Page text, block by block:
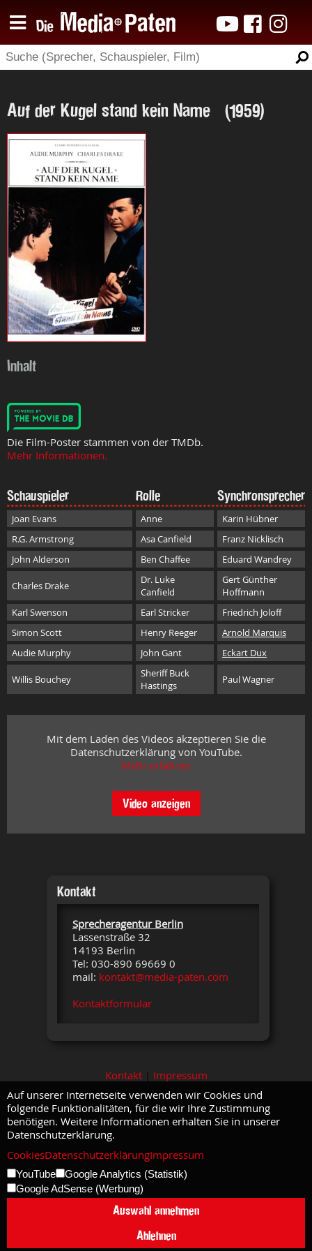
Auf der Kugel stand kein Name (1959)
Inhalt
Die Film-Poster stammen von der TMDb.
Mehr Informationen.
Schauspieler Rolle Synchronsprecher
Joan Evans Anne
Karin Hübner
R.G. Armstrong
Asa Canfield
Franz Nicklisch
John Alderson
Ben Chaffee Eduard Wandrey
Charles Drake
Dr. Luke
Canfield
Gert Günther
Hoffmann
Karl Swenson
Earl Stricker
Friedrich Joloff
Simon Scott
Henry Reeger
Arnold Marquis
Audie Murphy
John Gant Eckart Dux
Willis Bouchey
Sheriff Buck
Hastings
Paul Wagner
Mit dem Laden des Videos akzeptieren Sie die
Datenschutzerklärung von YouTube.
Mehr erfahren
Video anzeigen
Kontakt
Sprecheragentur Berlin
Lassenstraße 32
14193 Berlin
Tel: 030-890 69669 0
mail: kontakt@media-paten.com
Kontaktformular
Kontakt| Impressum
Auf unserer Internetseite verwenden wir Cookies und
folgende Funktionalitäten, für die wir Ihre Zustimmung
benötigen. Weitere Informationen erhalten Sie in unserer
Datenschutzerklärung.
CookiesDatenschutzerklärungImpressum
YouTube
Google Analytics (Statistik)
Google AdSense (Werbung)
Auswahl annehmen
Ablehnen